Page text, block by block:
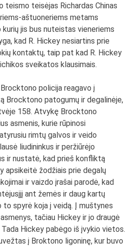
teismo teisėjas Richardas Chinas
aštuoneriems metams
jis bus nuteistas vieneriems
kad R. Hickey nesiartins prie
kontaktų, taip pat kad R. Hickey
sveikatos klausimais.
policija reagavo į
Brocktono patogumų ir degalinėje,
158. Atvykę Brocktono
asmenis, kurie rūpinosi
rimtų galvos ir veido
liudininkus ir peržiūrėjo
ir nustatė, kad prieš konfliktą
apsikeitė žodžiais prie degalų
ir vaizdo įrašai parodė, kad
ant žemės ir daug kartų
to spyrė koja į veidą. Į muštynes
tačiau Hickey ir jo draugė
Hickey pabėgo iš įvykio vietos.
į Broktono ligoninę, kur buvo